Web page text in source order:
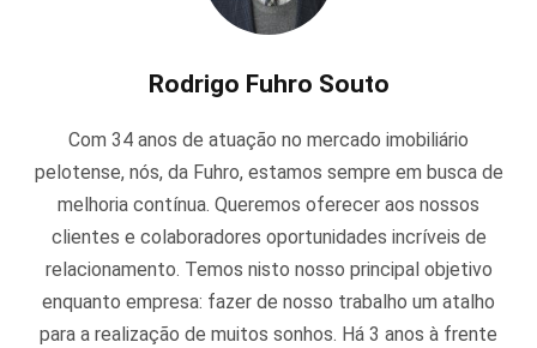
Rodrigo Fuhro Souto
Com 34 anos de atuação no mercado imobiliário
pelotense, nós, da Fuhro, estamos sempre em busca de
melhoria contínua. Queremos oferecer aos nossos
clientes e colaboradores oportunidades incríveis de
relacionamento. Temos nisto nosso principal objetivo
enquanto empresa: fazer de nosso trabalho um atalho
para a realização de muitos sonhos. Há 3 anos à frente